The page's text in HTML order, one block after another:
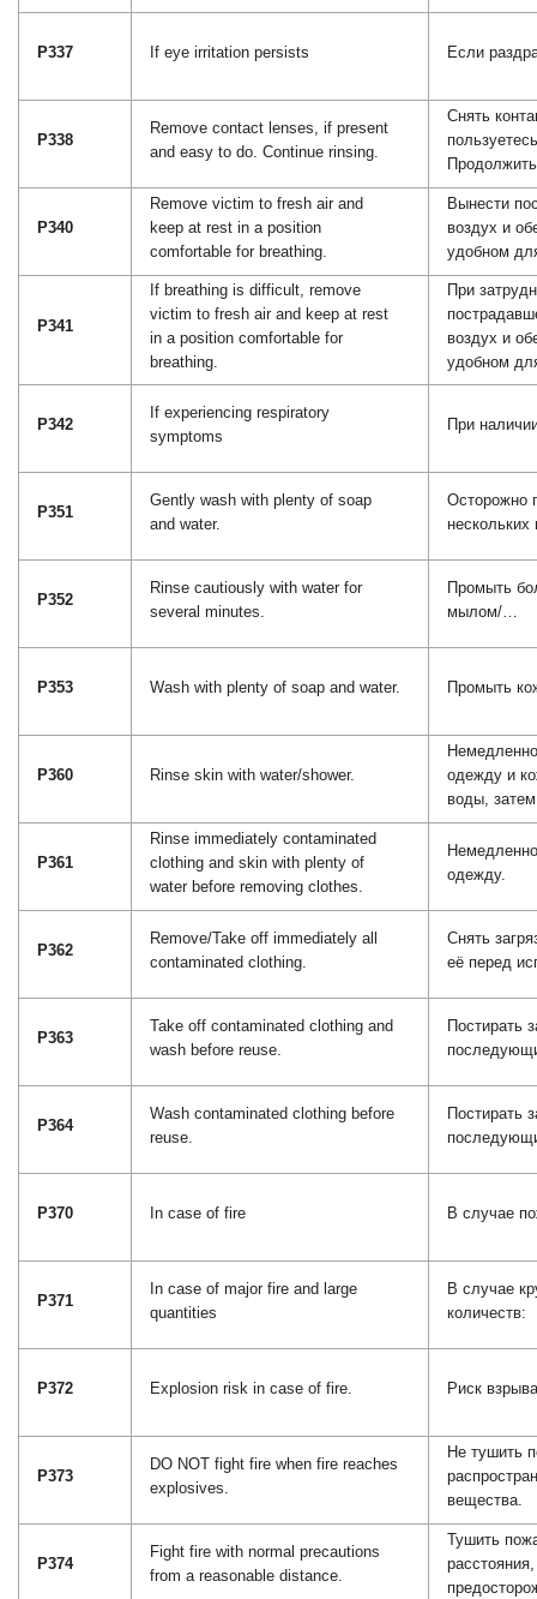
P337 If eye irritation persists Если
P338
Remove contact lenses, if present
and easy to do. Continue rinsing.
Снять
P340
Remove victim to fresh air and
keep at rest in a position
comfortable for breathing.
Вынести
воздух и
удобном
P341
If breathing is difficult, remove
victim to fresh air and keep at rest
in a position comfortable for
breathing.
При
воздух и
удобном
P342
If experiencing respiratory
symptoms
При
P351
Gently wash with plenty of soap
and water.
Осторожно
нескольких
P352
Rinse cautiously with water for
several minutes.
Промыть
мылом/…
P353 Wash with plenty of soap and water. Промыть
P360 Rinse skin with water/shower.
одежду и
воды,
P361
Rinse immediately contaminated
clothing and skin with plenty of
water before removing clothes.
одежду.
P362
Remove/Take off immediately all
contaminated clothing.
Снять
её перед
P363
Take off contaminated clothing and
wash before reuse.
Постирать
P364
Wash contaminated clothing before
reuse.
Постирать
P370 In case of fire В случае
P371
In case of major fire and large
quantities
В случае
количеств:
P372 Explosion risk in case of fire. Риск
P373
DO NOT fight fire when fire reaches
explosives.
Не тушить
вещества.
P374
Fight fire with normal precautions
from a reasonable distance.
Тушить